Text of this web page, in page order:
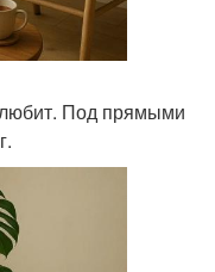
Под прямыми